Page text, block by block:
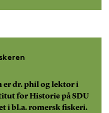
er dr. phil og lektor i
for Historie på SDU
i bl.a. romersk fiskeri.